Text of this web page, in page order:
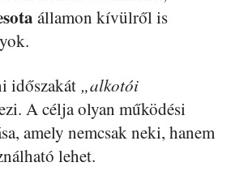
államon kívülről is
időszakát „alkotói
A célja olyan működési
amely nemcsak neki, hanem
lehet.